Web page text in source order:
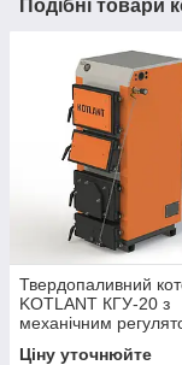
Подібні товари
Твердопаливний
KOTLANT КГУ-20 з
механічним
Ціну уточнюйте